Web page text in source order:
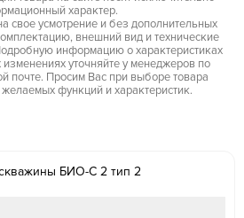
характер.
свое усмотрение и без дополнительных
внешний вид и технические
информацию о характеристиках
уточняйте у менеджеров по
почте. Просим Вас при выборе товара
функций и характеристик.
БИО-С 2 тип 2